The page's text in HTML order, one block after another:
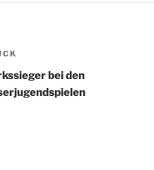
bei den